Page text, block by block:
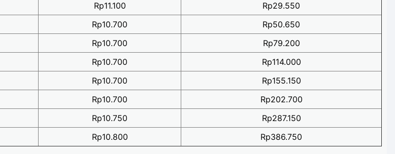
Rp11.100
Rp29.550
Rp10.700
Rp50.650
Rp10.700
Rp79.200
Rp10.700
Rp114.000
Rp10.700
Rp155.150
Rp10.700
Rp202.700
Rp10.750
Rp287.150
Rp10.800 Rp386.750